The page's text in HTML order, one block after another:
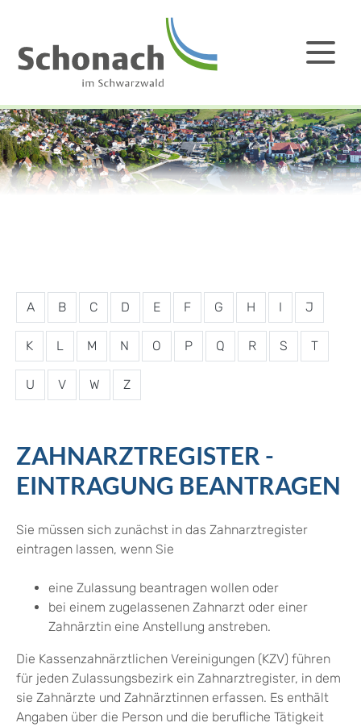
A B C D E F G H I J
K L M N O P Q R S T
U V W Z
ZAHNARZTREGISTER -
EINTRAGUNG BEANTRAGEN
Sie müssen sich zunächst in das Zahnarztregister
eintragen lassen, wenn Sie
eine Zulassung beantragen wollen oder
bei einem zugelassenen Zahnarzt oder einer
Zahnärztin eine Anstellung anstreben.
Die Kassenzahnärztlichen Vereinigungen (KZV) führen
für jeden Zulassungsbezirk ein Zahnarztregister, in dem
sie Zahnärzte und Zahnärztinnen erfassen. Es enthält
Angaben über die Person und die berufliche Tätigkeit